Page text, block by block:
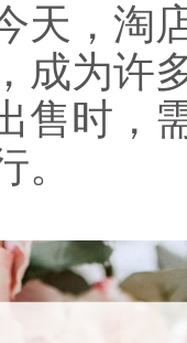
天，淘
成为许
售时，
。